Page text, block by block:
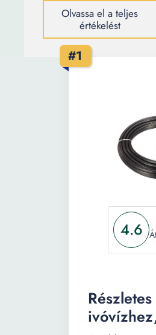
Olvassa el a teljes
értékelést
#1
4.6